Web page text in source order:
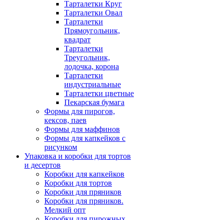
Тарталетки Круг
Тарталетки Овал
Тарталетки
Прямоугольник,
квадрат
Тарталетки
Треугольник,
лодочка, корона
Тарталетки
индустриальные
Тарталетки цветные
Пекарская бумага
Формы для пирогов,
кексов, паев
Формы для маффинов
Формы для капкейков с
рисунком
Упаковка и коробки для тортов
и десертов
Коробки для капкейков
Коробки для тортов
Коробки для пряников
Коробки для пряников.
Мелкий опт